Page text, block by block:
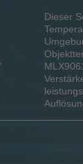
Dieser